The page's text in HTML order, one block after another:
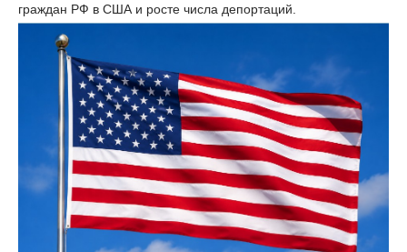
граждан РФ в США и росте числа депортаций.